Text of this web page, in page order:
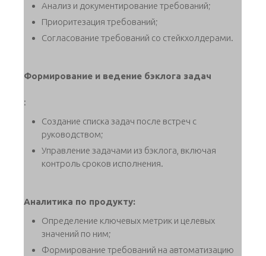
Анализ и документирование требований;
Приоритезация требований;
Согласование требований со стейкхолдерами.
Формирование и ведение бэклога задач
:
Создание списка задач после встреч с
руководством;
Управление задачами из бэклога, включая
контроль сроков исполнения.
Аналитика по продукту:
Определение ключевых метрик и целевых
значений по ним;
Формирование требований на автоматизацию